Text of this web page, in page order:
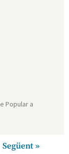
Popular a
Següent »